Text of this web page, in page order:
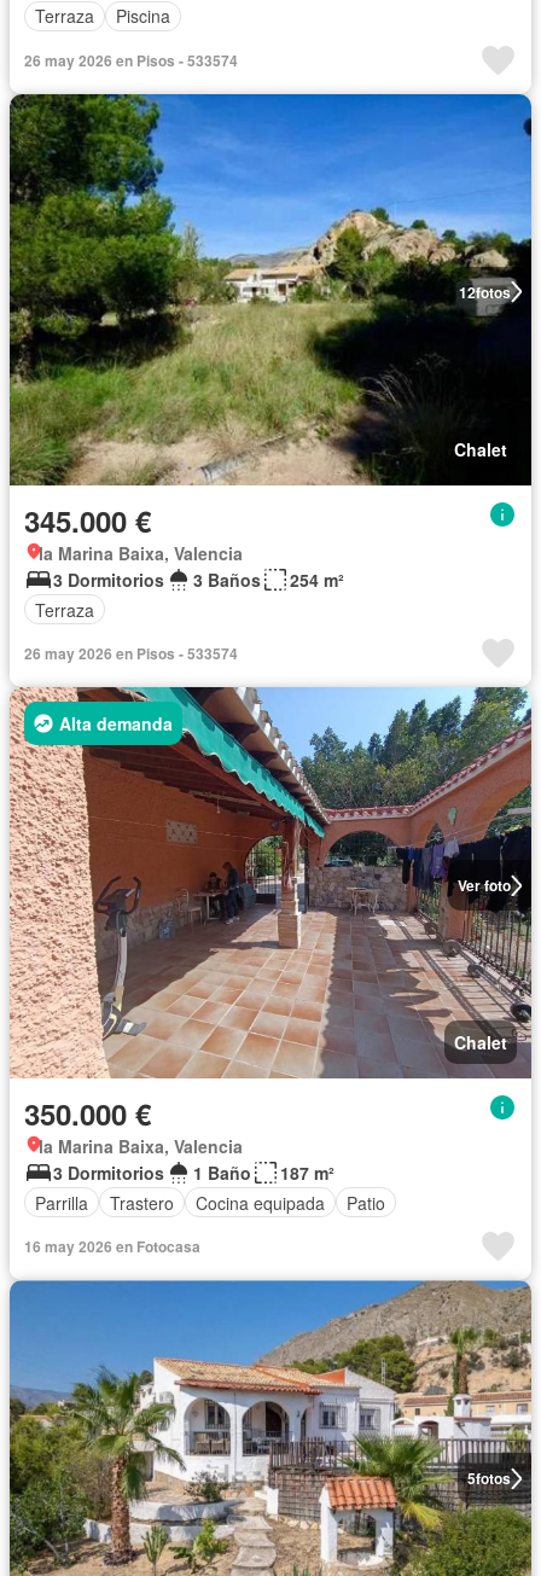
Terraza
Piscina
26 may 2026 en Pisos - 533574
12fotos
Chalet
345.000 €
la Marina Baixa, Valencia
3 Dormitorios
3 Baños
254 m²
Terraza
26 may 2026 en Pisos - 533574
Ver foto
Alta demanda
Chalet
350.000 €
la Marina Baixa, Valencia
3 Dormitorios
1 Baño
187 m²
Parrilla
Trastero Cocina equipada Patio
16 may 2026 en Fotocasa
5fotos